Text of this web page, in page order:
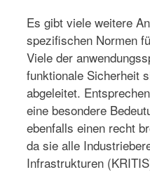
Es gibt viele weitere
spezifischen Normen
Viele der
funktionale Sicherheit
abgeleitet.
eine besondere
ebenfalls einen recht
da sie alle
Infrastrukturen